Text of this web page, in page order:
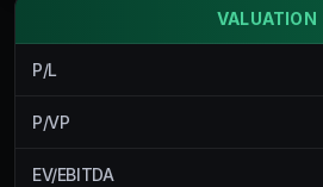
VALUATION
P/L
P/VP
EV/EBITDA